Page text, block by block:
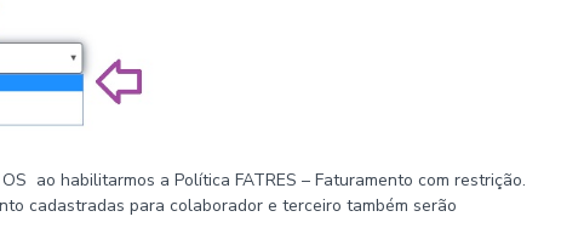
ao habilitarmos a Política FATRES – Faturamento com restrição.
cadastradas para colaborador e terceiro também serão